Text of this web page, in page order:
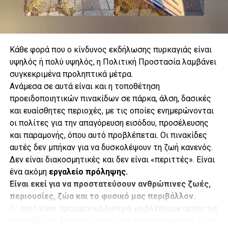
Κάθε υδροβόλο έχει εμβέλεια περίπου 73 μέτρων, ενώ η
γεώτρηση φτάνει σε βάθος 113 μέτρων. Παράλληλα, ο
.
.
.
Κάθε φορά που ο κίνδυνος εκδήλωσης πυρκαγιάς είναι
υψηλός ή πολύ υψηλός, η Πολιτική Προστασία λαμβάνει
συγκεκριμένα προληπτικά μέτρα.
Ανάμεσα σε αυτά είναι και η τοποθέτηση
προειδοποιητικών πινακίδων σε πάρκα, άλση, δασικές
και ευαίσθητες περιοχές, με τις οποίες ενημερώνονται
οι πολίτες για την απαγόρευση εισόδου, προσέλευσης
και παραμονής, όπου αυτό προβλέπεται. Οι πινακίδες
αυτές δεν μπήκαν για να δυσκολέψουν τη ζωή κανενός.
Δεν είναι διακοσμητικές και δεν είναι «περιττές». Είναι
ένα ακόμηεργαλείο πρόληψης.
Είναι εκεί για να προστατεύσουν ανθρώπινες ζωές,
περιουσίες, ζώα και το φυσικό μας περιβάλλον.